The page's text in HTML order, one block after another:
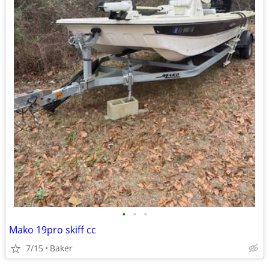
• • •
Mako 19pro skiff cc
7/15 Baker